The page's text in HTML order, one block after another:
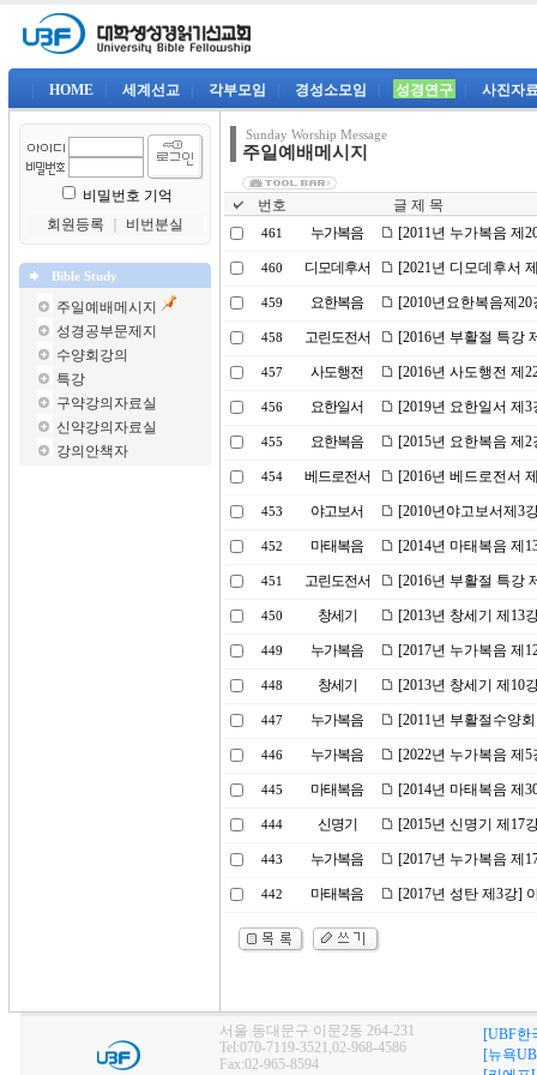
HOME 세계선교 각부모임 경성소모임 성경연구 사진자
비밀번호 기억
회원등록
비번분실
Bible Study
주일예배메시지
성경공부문제지
수양회강의
특강
구약강의자료실
신약강의자료실
강의안책자
Sunday Worship Message
주일예배메시지
번호 글 제 목
461 누가복음 [2011년 누가복음 제
460 디모데후서 [2021년 디모데후서
459 요한복음 [2010년요한복음제
458 고린도전서 [2016년 부활절 특강
457 사도행전 [2016년 사도행전 제
456 요한일서 [2019년 요한일서 제
455 요한복음 [2015년 요한복음 제
454 베드로전서 [2016년 베드로전서
453 야고보서 [2010년야고보서제3
452 마태복음 [2014년 마태복음 제
451 고린도전서 [2016년 부활절 특강
450 창세기 [2013년 창세기 제
449 누가복음 [2017년 누가복음 제
448 창세기 [2013년 창세기 제10
447 누가복음 [2011년 부활절수양
446 누가복음 [2022년 누가복음 제
445 마태복음 [2014년 마태복음 제
444 신명기 [2015년 신명기 제17
443 누가복음 [2017년 누가복음 제
442 마태복음 [2017년 성탄 제3강]
서울 동대문구 이문2동 264-231
Tel:070-7119-3521,02-968-4586
Fax:02-965-8594
[UBF한
[뉴욕